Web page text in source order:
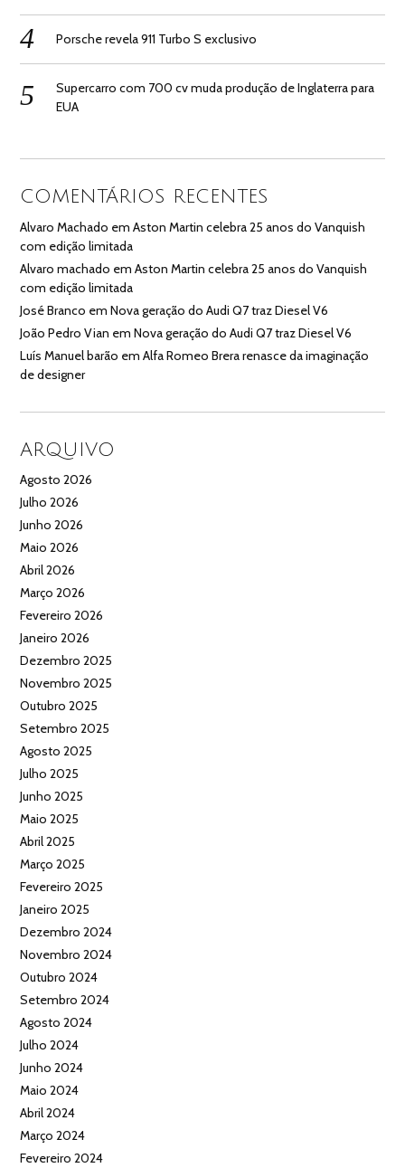
Porsche revela 911 Turbo S exclusivo
Supercarro com 700 cv muda produção de Inglaterra para
EUA
COMENTÁRIOS RECENTES
Alvaro Machado emAston Martin celebra 25 anos do Vanquish
com edição limitada
Alvaro machado emAston Martin celebra 25 anos do Vanquish
com edição limitada
José Branco emNova geração do Audi Q7 traz Diesel V6
João Pedro Vian emNova geração do Audi Q7 traz Diesel V6
Luís Manuel barão emAlfa Romeo Brera renasce da imaginação
de designer
ARQUIVO
Agosto 2026
Julho 2026
Junho 2026
Maio 2026
Abril 2026
Março 2026
Fevereiro 2026
Janeiro 2026
Dezembro 2025
Novembro 2025
Outubro 2025
Setembro 2025
Agosto 2025
Julho 2025
Junho 2025
Maio 2025
Abril 2025
Março 2025
Fevereiro 2025
Janeiro 2025
Dezembro 2024
Novembro 2024
Outubro 2024
Setembro 2024
Agosto 2024
Julho 2024
Junho 2024
Maio 2024
Abril 2024
Março 2024
Fevereiro 2024